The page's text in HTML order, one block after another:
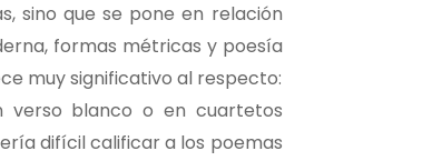
sino que se pone en relación
formas métricas y poesía
muy significativo al respecto:
verso blanco o en cuartetos
difícil calificar a los poemas